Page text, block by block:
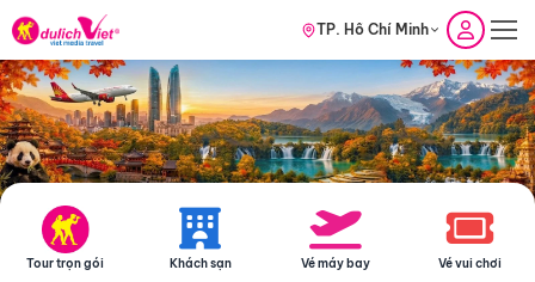
TP. Hồ Chí Minh
Tour trọn gói Khách sạn Vé máy bay Vé vui chơi